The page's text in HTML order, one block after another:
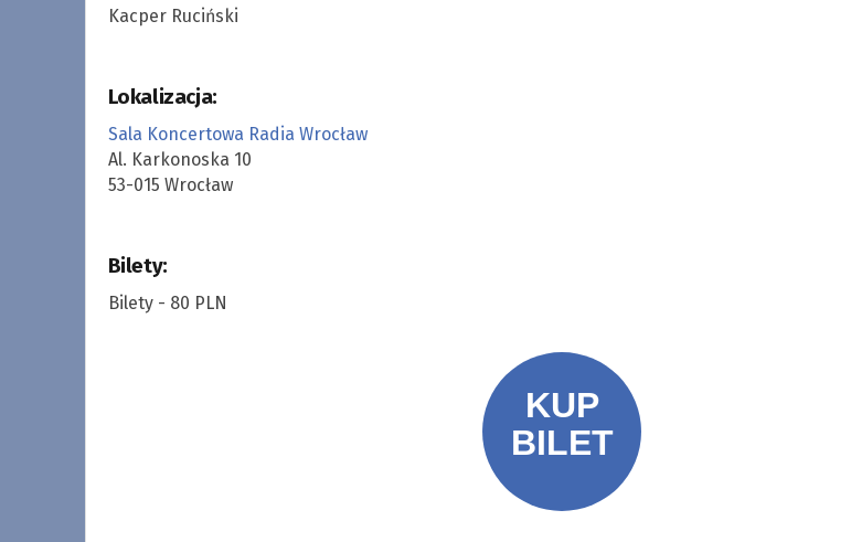
Kacper Ruciński
Lokalizacja:
Sala Koncertowa Radia Wrocław
Al. Karkonoska 10
53-015 Wrocław
Bilety:
Bilety - 80 PLN